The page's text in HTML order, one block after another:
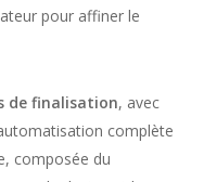
pour affiner le
de finalisation, avec
complète
composée du